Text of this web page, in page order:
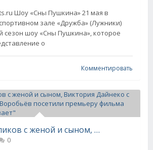
Шоу «Сны Пушкина» 21 мая в
зале «Дружба» (Лужники)
сезон шоу «Сны Пушкина», которое
о
Комментировать
Дмитрий Маликов с женой и сыном, Виктория Дайнеко с дочерью, Алексей Воробьёв посетили премьеру фильма "Летом всякое бывает"
0